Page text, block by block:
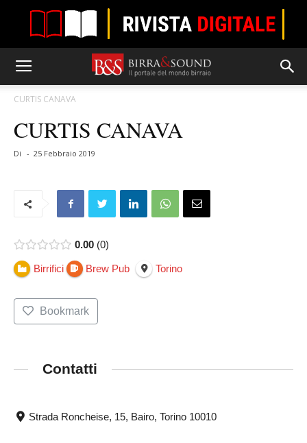
CURTIS CANAVA
CURTIS CANAVA
Di - 25 Febbraio 2019
0.00 0
Birrifici Brew Pub Torino
Bookmark
Contatti
Strada Roncheise, 15, Bairo, Torino 10010